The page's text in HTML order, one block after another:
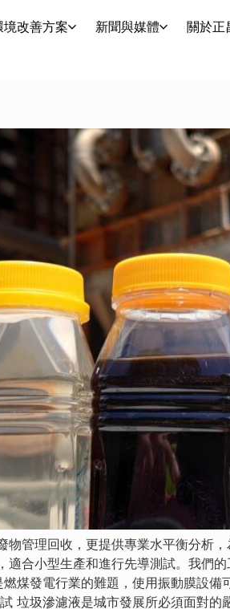
境改善方案 新聞與媒體 關於正
管理回收，更提供專業水平衡分析
合小型生產和進行先導測試。我們
煤發電行業的難題，使用振動膜設
垃圾滲濾液是城市發展所必須面對